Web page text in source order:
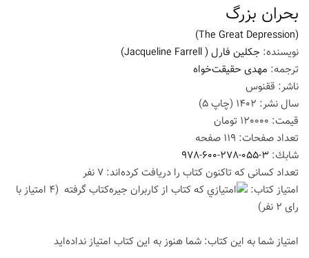
بحران بزرگ
(The Great Depression)
نویسنده: جکلین فارل ( Jacqueline Farrell)
ترجمه: مهدی حقیقت‌خواه
ناشر: ققنوس
سال نشر: 1402 (چاپ5
)
قیمت: 120000 تومان
تعداد صفحات: 119 صفحه
شابك: 978-600-278-055-3
تعداد كسانی كه تاكنون كتاب را دریافت كرده‌اند: 7 نفر
امتیاز كتاب:
(4 امتیاز با
رای 2 نفر)
امتیاز شما به این كتاب: شما هنوز به این كتاب امتیاز نداده‌اید